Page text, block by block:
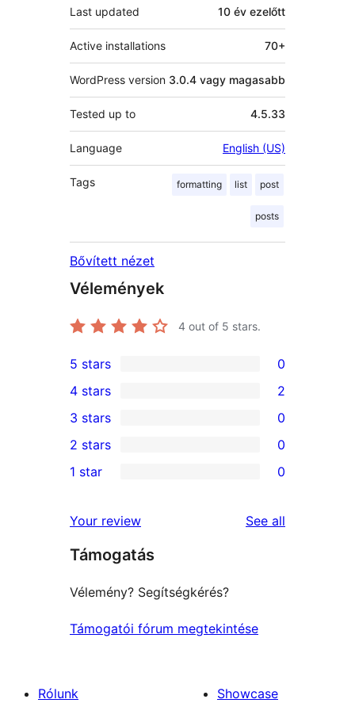
Last updated 10 év ezelőtt
Active installations 70+
WordPress version 3.0.4 vagy magasabb
Tested up to 4.5.33
Language English (US)
Tags formatting list post
posts
Bővített nézet
Vélemények
4 out of 5 stars.
0
5-
star
reviews
5 stars 0
4-
star
reviews
4 stars 2
0
3-
star
3 stars 0
2-
reviews
2 stars 0
star
reviews
1 star 0
Your review See all
Támogatás
Vélemény? Segítségkérés?
Támogatói fórum megtekintése
Rólunk
Showcase